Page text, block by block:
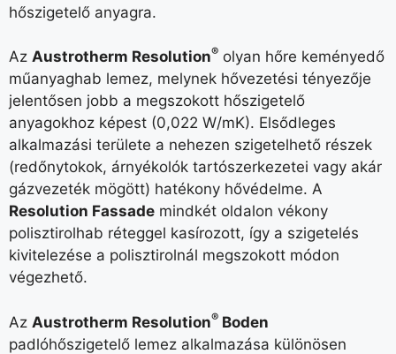
hőszigetelő anyagra.
Az Austrotherm Resolution® olyan hőre keményedő
műanyaghab lemez, melynek hővezetési tényezője
jelentősen jobb a megszokott hőszigetelő
anyagokhoz képest (0,022 W/mK). Elsődleges
alkalmazási területe a nehezen szigetelhető részek
(redőnytokok, árnyékolók tartószerkezetei vagy akár
gázvezeték mögött) hatékony hővédelme. A
Resolution Fassade mindkét oldalon vékony
polisztirolhab réteggel kasírozott, így a szigetelés
kivitelezése a polisztirolnál megszokott módon
végezhető.
Az Austrotherm Resolution® Boden
padlóhőszigetelő lemez alkalmazása különösen